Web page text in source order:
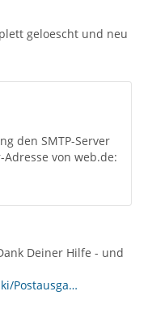
geloescht und neu
den SMTP-Server
von web.de:
Deiner Hilfe - und
Postausga…